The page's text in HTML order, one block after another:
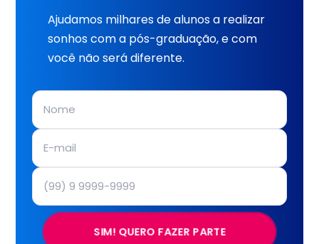
Ajudamos milhares de alunos a realizar
sonhos com a pós-graduação, e com
você não será diferente.
SIM! QUERO FAZER PARTE